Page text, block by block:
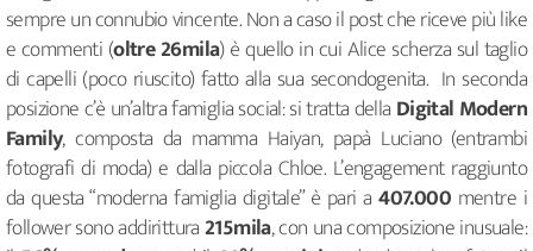
sempre un connubio vincente. Non a caso il post che riceve più like
e commenti (oltre 26mila) è quello in cui Alice scherza sul taglio
di capelli (poco riuscito) fatto alla sua secondogenita. In seconda
posizione c’è un’altra famiglia social: si tratta della Digital Modern
Family, composta da mamma Haiyan, papà Luciano (entrambi
fotografi di moda) e dalla piccola Chloe. L’engagement raggiunto
da questa “moderna famiglia digitale” è pari a407.000 mentre i
follower sono addirittura215mila, con una composizione inusuale: